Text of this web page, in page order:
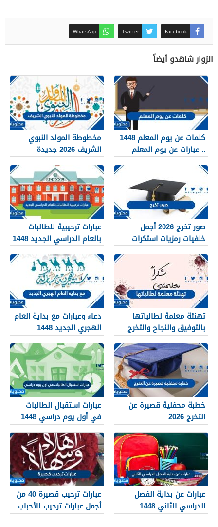
Facebook
Twitter
WhatsApp
الزوار شاهدو أيضاً
كلمات عن يوم المعلم 1448
.. عبارات عن يوم المعلم
مكتوبة 1448
مخطوطة المولد النبوي
الشريف 2026 جديدة
صور تخرج 2026 أجمل
خلفيات رمزيات استكرات
مبروك التخرج 1448
عبارات ترحيبية للطالبات
بالعام الدراسي الجديد 1448
بالصور
تهنئة معلمة لطالباتها
بالتوفيق والنجاح والتخرج
2026
دعاء وعبارات مع بداية العام
الهجري الجديد 1448
خطبة محفلية قصيرة عن
التخرج 2026
عبارات استقبال الطالبات
في أول يوم دراسي 1448
عبارات عن بداية الفصل
الدراسي الثاني 1448
عبارات ترحيب قصيرة 40 من
أجمل عبارات ترحيب للأحباب
والأصدقاء 2026